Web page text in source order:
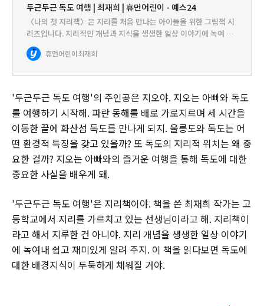
두근두근 독도 여행 | 최재희 | 휴먼어린이 - 예스24
〈나의 첫 지리책〉은 지리를 처음 만나는 아이들을 위한 그림책 시
리즈입니다. 지리적인 개념과 지식을 생생한 일상 이야기에 녹여 내
쉽고 재미있게 알려 줍니다. 아빠와 떠나는 캠핑에서 지도 읽는 법을
깨치고, 친숙한 공간인 지하철역에서 도시의 특성에 대해 배우고…
휴먼어린이최재희
'두근두근 독도 여행'의 주인공은 지오야. 지오는 아빠와 독도
를 여행하기 시작해. 파란 동해를 배로 가로지르며 세 시간을
이동한 끝에 화산섬 독도를 만나게 되지. 울릉도와 독도는 어
떤 환경적 특징을 갖고 있을까? 또 독도의 지리적 위치는 왜 중
요한 걸까? 지오는 아빠와의 즐거운 여행을 통해 독도에 대한
중요한 사실을 배우게 돼.
'두근두근 독도 여행'은 지리책이야. 책을 쓴 최재희 작가는 고
등학교에서 지리를 가르치고 있는 선생님이라고 해. 지리책이
라고 해서 지루한 건 아니야. 지리 개념을 생생한 일상 이야기
에 녹여내 쉽고 재미있게 알려 주지. 이 책을 읽다보면 독도에
대한 배경지식이 두둑하게 채워질 거야.